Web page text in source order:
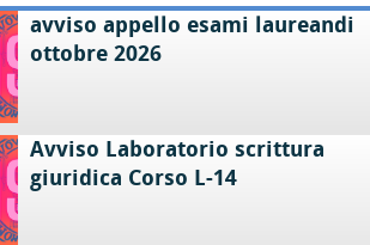
avviso appello esami laureandi
ottobre 2026
Avviso Laboratorio scrittura
giuridica Corso L-14